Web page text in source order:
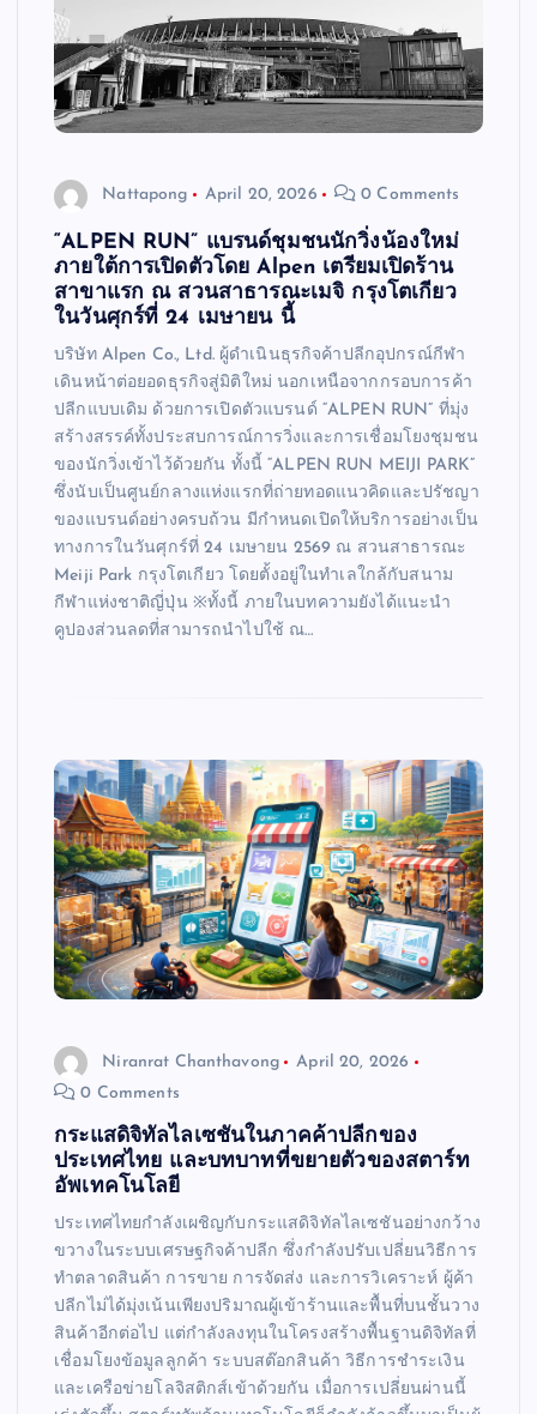
Nattapong April 20, 2026 0 Comments
“ALPEN RUN” แบรนด์ชุมชนนักวิ่งน้องใหม่
ภายใต้การเปิดตัวโดย Alpen เตรียมเปิดร้าน
สาขาแรก ณ สวนสาธารณะเมจิ กรุงโตเกียว
ในวันศุกร์ที่ 24 เมษายน นี้
บริษัท Alpen Co., Ltd. ผู้ดำเนินธุรกิจค้าปลีกอุปกรณ์กีฬา
เดินหน้าต่อยอดธุรกิจสู่มิติใหม่ นอกเหนือจากกรอบการค้า
ปลีกแบบเดิม ด้วยการเปิดตัวแบรนด์ “ALPEN RUN” ที่มุ่ง
สร้างสรรค์ทั้งประสบการณ์การวิ่งและการเชื่อมโยงชุมชน
ของนักวิ่งเข้าไว้ด้วยกัน ทั้งนี้ “ALPEN RUN MEIJI PARK”
ซึ่งนับเป็นศูนย์กลางแห่งแรกที่ถ่ายทอดแนวคิดและปรัชญา
ของแบรนด์อย่างครบถ้วน มีกำหนดเปิดให้บริการอย่างเป็น
ทางการในวันศุกร์ที่ 24 เมษายน 2569 ณ สวนสาธารณะ
Meiji Park กรุงโตเกียว โดยตั้งอยู่ในทำเลใกล้กับสนาม
กีฬาแห่งชาติญี่ปุ่น ※ทั้งนี้ ภายในบทความยังได้แนะนำ
คูปองส่วนลดที่สามารถนำไปใช้ ณ…
Niranrat Chanthavong
April 20, 2026
0 Comments
กระแสดิจิทัลไลเซชันในภาคค้าปลีกของ
ประเทศไทย และบทบาทที่ขยายตัวของสตาร์ท
อัพเทคโนโลยี
ประเทศไทยกำลังเผชิญกับกระแสดิจิทัลไลเซชันอย่างกว้าง
ขวางในระบบเศรษฐกิจค้าปลีก ซึ่งกำลังปรับเปลี่ยนวิธีการ
ทำตลาดสินค้า การขาย การจัดส่ง และการวิเคราะห์ ผู้ค้า
ปลีกไม่ได้มุ่งเน้นเพียงปริมาณผู้เข้าร้านและพื้นที่บนชั้นวาง
สินค้าอีกต่อไป แต่กำลังลงทุนในโครงสร้างพื้นฐานดิจิทัลที่
เชื่อมโยงข้อมูลลูกค้า ระบบสต๊อกสินค้า วิธีการชำระเงิน
และเครือข่ายโลจิสติกส์เข้าด้วยกัน เมื่อการเปลี่ยนผ่านนี้